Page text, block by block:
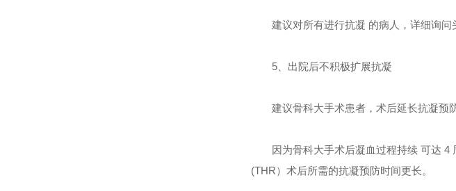
建议对所有进行抗凝 的病人，详细询问
5、 出院后不积极扩展抗凝
建议骨科大手术患者，术后延长抗凝预
因为骨科大手术后凝血过程持续 可达
(THR）术后所需的抗凝预防时间更长。